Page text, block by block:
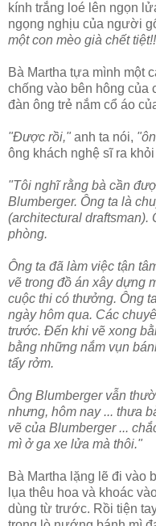
kính trắng loé lên ngọn
ngọng nghịu của người
một con mèo già chết
Bà Martha tựa mình một
chống vào bên hông của
đàn ông trẻ nắm cổ áo
"Được rồi," anh ta nói,
ông khách nghệ sĩ ra
"Tôi nghĩ rằng bà cần
Blumberger. Ông ta là
(architectural draftsman).
phòng.
Ông ta đã làm việc tận
vẽ trong đồ án xây dựng
cuộc thi có thưởng. Ông
ngày hôm qua. Các
trước. Đến khi vẽ xong
bằng những nắm vụn
tẩy rởm.
Ông Blumberger vẫn
nhưng, hôm nay ... thưa
vẽ của Blumberger ...
mì ở ga xe lửa mà thôi."
Bà Martha lặng lẽ đi vào
lụa thêu hoa và khoác
dùng từ trước. Rồi tiện